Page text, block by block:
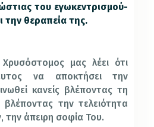
του εγωκεντρισμού-
την θεραπεία της.
μας λέει ότι
να αποκτήσει την
κανείς βλέποντας τη
την τελειότητα
άπειρη σοφία Του.